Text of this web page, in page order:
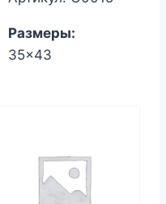
Размеры:
35x43